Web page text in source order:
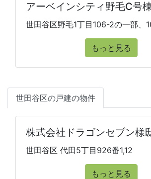
アーベインシティ野毛C号
世田谷区野毛1丁目106-2の一部、
もっと見る
世田谷区の戸建の物件
株式会社ドラゴンセブン様
世田谷区 代田5丁目926番1,12
もっと見る